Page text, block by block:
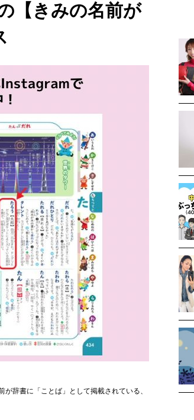
【きみの名前が
辞書に「ことば」として掲載されている、